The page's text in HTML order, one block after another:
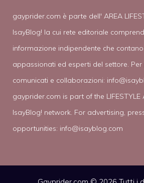
gayprider.com è parte dell' AREA
IsayBlog! la cui rete editoriale
informazione indipendente che
appassionati ed esperti del settore. Per
comunicati e collaborazioni:
gayprider.com is part of the LIFESTYLE
IsayBlog! network. For advertising,
opportunities: info@isayblog.com